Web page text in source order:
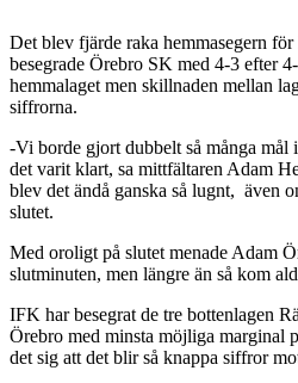
Det blev fjärde raka hemmasegern
besegrade Örebro SK med 4-3 efter
hemmalaget men skillnaden mellan
siffrorna.
-Vi borde gjort dubbelt så många mål
det varit klart, sa mittfältaren Adam
blev det ändå ganska så lugnt, även
slutet.
Med oroligt på slutet menade Adam
slutminuten, men längre än så kom
IFK har besegrat de tre bottenlagen
Örebro med minsta möjliga marginal
det sig att det blir så knappa siffror